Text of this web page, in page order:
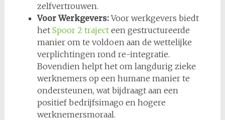
zelfvertrouwen.
Voor Werkgevers:Voor werkgevers biedt
het Spoor 2 trajecteen gestructureerde
manier om te voldoen aan de wettelijke
verplichtingen rond re-integratie.
Bovendien helpt het om langdurig zieke
werknemers op een humane manier te
ondersteunen, wat bijdraagt aan een
positief bedrijfsimago en hogere
werknemersmoraal.